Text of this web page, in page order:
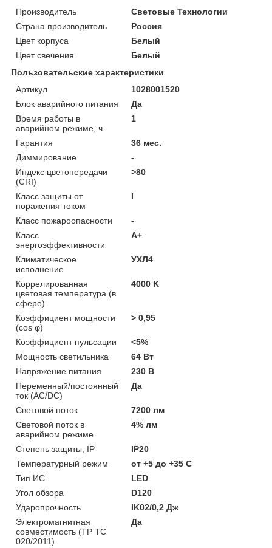
Производитель
Световые Технологии
Страна производитель
Россия
Цвет корпуса
Белый
Цвет свечения
Белый
Пользовательские характеристики
Артикул
1028001520
Блок аварийного питания
Да
Время работы в
аварийном режиме, ч.
1
Гарантия
36 мес.
Диммирование
-
Индекс цветопередачи
(CRI)
>80
Класс защиты от
поражения током
I
Класс пожароопасности
-
Класс
энергоэффективности
A+
Климатическое
исполнение
УХЛ4
Коррелированная
цветовая температура (в
сфере)
4000 K
Коэффициент мощности
(cos φ)
> 0,95
Коэффициент пульсации
<5%
Мощность светильника
64 Вт
Напряжение питания
230 В
Переменный/постоянный
ток (AC/DC)
Да
Световой поток
7200 лм
Световой поток в
аварийном режиме
4% лм
Степень защиты, IP
IP20
Температурный режим
от +5 до +35 C
Тип ИС
LED
Угол обзора
D120
Ударопрочность
IK02/0,2 Дж
Электромагнитная
совместимость (ТР ТС
020/2011)
Да